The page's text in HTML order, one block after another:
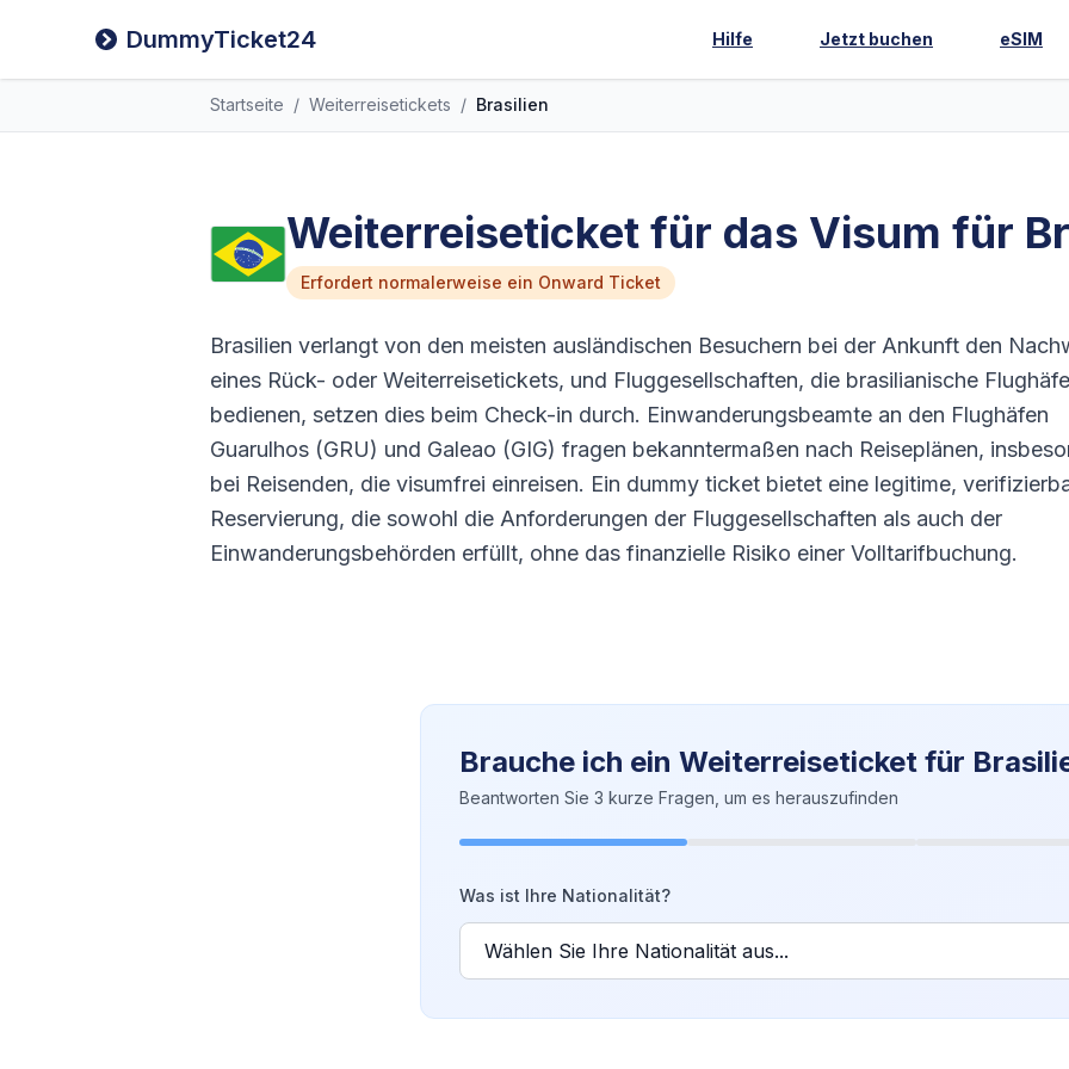
DummyTicket24 Hilfe Jetzt buchen eSIM
Startseite / Weiterreisetickets / Brasilien
Weiterreiseticket für das Visum für
Erfordert normalerweise ein Onward Ticket
Brasilien verlangt von den meisten ausländischen Besuchern bei der Ankunft den
eines Rück- oder Weiterreisetickets, und Fluggesellschaften, die brasilianische
bedienen, setzen dies beim Check-in durch. Einwanderungsbeamte an den Flughäfen
Guarulhos (GRU) und Galeao (GIG) fragen bekanntermaßen nach Reiseplänen,
bei Reisenden, die visumfrei einreisen. Ein dummy ticket bietet eine legitime,
Reservierung, die sowohl die Anforderungen der Fluggesellschaften als auch der
Einwanderungsbehörden erfüllt, ohne das finanzielle Risiko einer Volltarifbuchung.
Brauche ich ein Weiterreiseticket für
Beantworten Sie 3 kurze Fragen, um es herauszufinden
Was ist Ihre Nationalität?